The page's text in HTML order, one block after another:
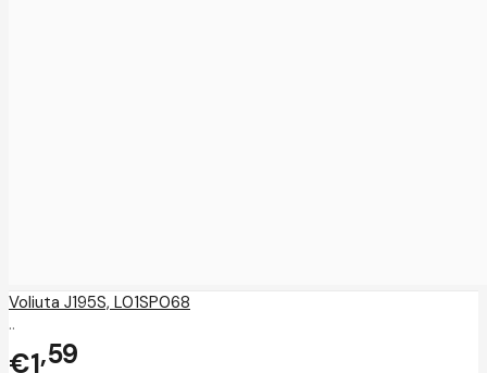
Voliuta J195S, L01SP068
..
€1 59